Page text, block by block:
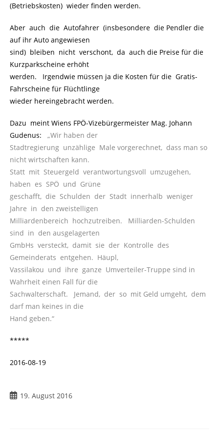
(Betriebskosten) wieder finden werden.
Aber auch die Autofahrer (insbesondere die Pendler die
auf ihr Auto angewiesen
sind) bleiben nicht verschont, da auch die Preise für die
Kurzparkscheine erhöht
werden. Irgendwie müssen ja die Kosten für die Gratis-
Fahrscheine für Flüchtlinge
wieder hereingebracht werden.
Dazu meint Wiens FPÖ-Vizebürgermeister Mag. Johann
Gudenus:
„Wir haben der
Stadtregierung unzählige Male vorgerechnet, dass man so
nicht wirtschaften kann.
Statt mit Steuergeld verantwortungsvoll umzugehen,
haben es SPÖ und Grüne
geschafft, die Schulden der Stadt innerhalb weniger
Jahre in den zweistelligen
Milliardenbereich hochzutreiben. Milliarden-Schulden
sind in den ausgelagerten
GmbHs versteckt, damit sie der Kontrolle des
Gemeinderats entgehen. Häupl,
Vassilakou und ihre ganze Umverteiler-Truppe sind in
Wahrheit einen Fall für die
Sachwalterschaft. Jemand, der so mit Geld umgeht, dem
darf man keines in die
Hand geben.“
*****
2016-08-19
19. August 2016